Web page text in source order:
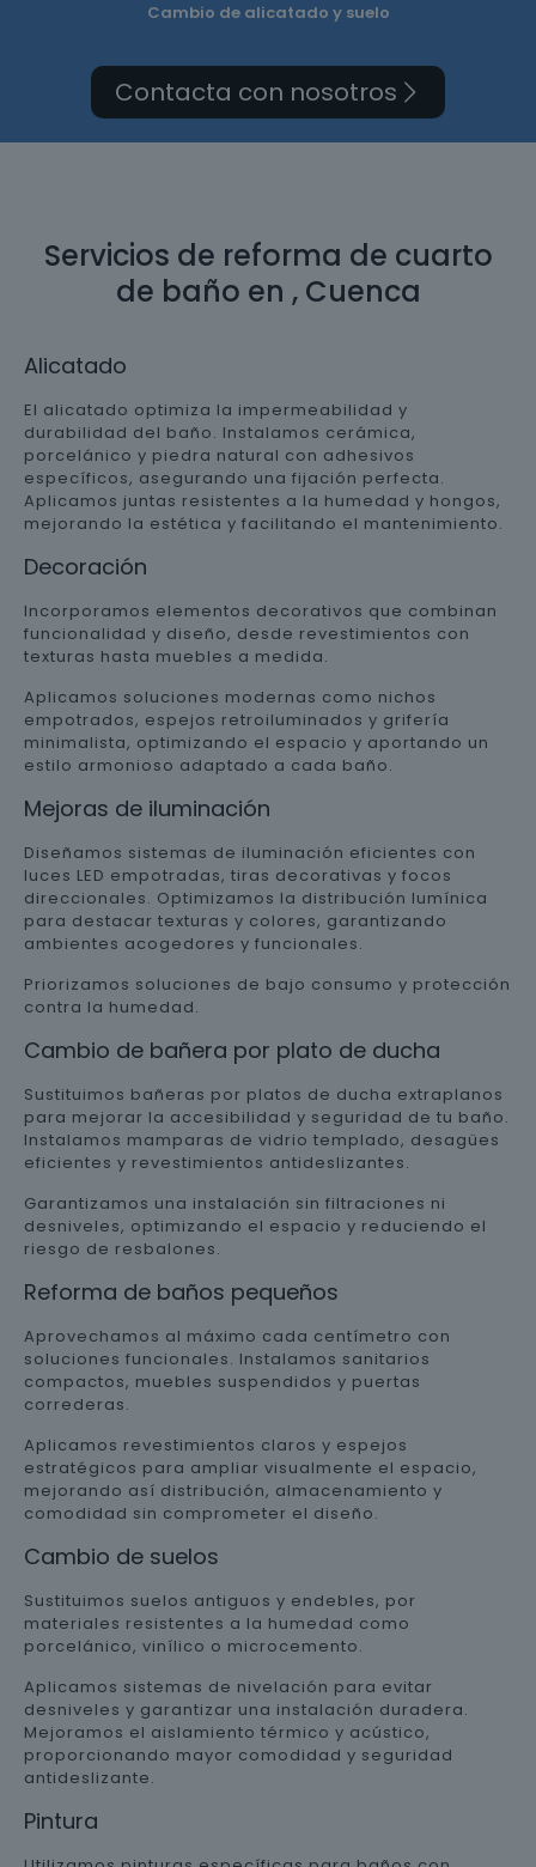
Cambio de alicatado y suelo
Contacta con nosotros
Servicios de reforma de cuarto
de baño en , Cuenca
Alicatado
El alicatado optimiza la impermeabilidad y
durabilidad del baño. Instalamos cerámica,
porcelánico y piedra natural con adhesivos
específicos, asegurando una fijación perfecta.
Aplicamos juntas resistentes a la humedad y hongos,
mejorando la estética y facilitando el mantenimiento.
Decoración
Incorporamos elementos decorativos que combinan
funcionalidad y diseño, desde revestimientos con
texturas hasta muebles a medida.
Aplicamos soluciones modernas como nichos
empotrados, espejos retroiluminados y grifería
minimalista, optimizando el espacio y aportando un
estilo armonioso adaptado a cada baño.
Mejoras de iluminación
Diseñamos sistemas de iluminación eficientes con
luces LED empotradas, tiras decorativas y focos
direccionales. Optimizamos la distribución lumínica
para destacar texturas y colores, garantizando
ambientes acogedores y funcionales.
Priorizamos soluciones de bajo consumo y protección
contra la humedad.
Cambio de bañera por plato de ducha
Sustituimos bañeras por platos de ducha extraplanos
para mejorar la accesibilidad y seguridad de tu baño.
Instalamos mamparas de vidrio templado, desagües
eficientes y revestimientos antideslizantes.
Garantizamos una instalación sin filtraciones ni
desniveles, optimizando el espacio y reduciendo el
riesgo de resbalones.
Reforma de baños pequeños
Aprovechamos al máximo cada centímetro con
soluciones funcionales. Instalamos sanitarios
compactos, muebles suspendidos y puertas
correderas.
Aplicamos revestimientos claros y espejos
estratégicos para ampliar visualmente el espacio,
mejorando así distribución, almacenamiento y
comodidad sin comprometer el diseño.
Cambio de suelos
Sustituimos suelos antiguos y endebles, por
materiales resistentes a la humedad como
porcelánico, vinílico o microcemento.
Aplicamos sistemas de nivelación para evitar
desniveles y garantizar una instalación duradera.
Mejoramos el aislamiento térmico y acústico,
proporcionando mayor comodidad y seguridad
antideslizante.
Pintura